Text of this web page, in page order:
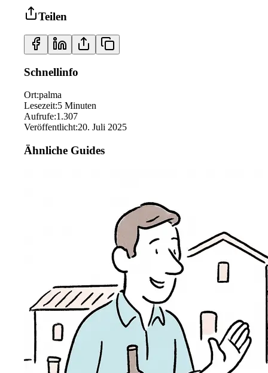
Teilen
Schnellinfo
Ort:palma
Lesezeit:5 Minuten
Aufrufe:1.307
Veröffentlicht:20. Juli 2025
Ähnliche Guides